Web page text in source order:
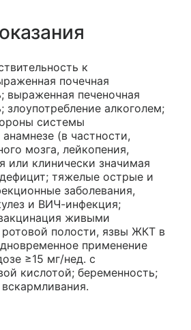
к
почечная
выраженная печеночная
злоупотребление алкоголем;
системы
(в частности,
мозга, лейкопения,
или клинически значимая
тяжелые острые и
заболевания,
и ВИЧ-инфекция;
живыми
полости, язвы ЖКТ в
применение
≥15 мг/нед. с
кислотой; беременность;